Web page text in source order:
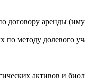
договору аренды
методу долевого
активов и